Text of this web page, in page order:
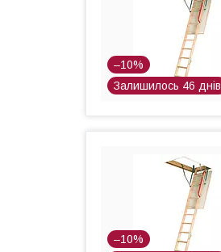
–10%
Залишилось 46 днів
–10%